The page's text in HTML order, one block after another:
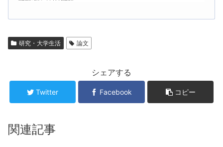
研究・大学生活 論文
シェアする
Twitter Facebook コピー
関連記事